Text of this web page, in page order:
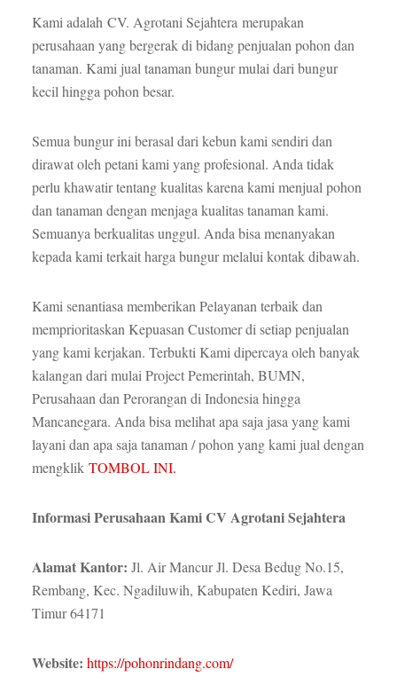
Kami adalah CV. Agrotani Sejahtera merupakan
perusahaan yang bergerak di bidang penjualan pohon dan
tanaman. Kami jual tanaman bungur mulai dari bungur
kecil hingga pohon besar.
Semua bungur ini berasal dari kebun kami sendiri dan
dirawat oleh petani kami yang profesional. Anda tidak
perlu khawatir tentang kualitas karena kami menjual pohon
dan tanaman dengan menjaga kualitas tanaman kami.
Semuanya berkualitas unggul. Anda bisa menanyakan
kepada kami terkait harga bungur melalui kontak dibawah.
Kami senantiasa memberikan Pelayanan terbaik dan
memprioritaskan Kepuasan Customer di setiap penjualan
yang kami kerjakan. Terbukti Kami dipercaya oleh banyak
kalangan dari mulai Project Pemerintah, BUMN,
Perusahaan dan Perorangan di Indonesia hingga
Mancanegara. Anda bisa melihat apa saja jasa yang kami
layani dan apa saja tanaman / pohon yang kami jual dengan
mengklik TOMBOL INI.
Informasi Perusahaan Kami CV Agrotani Sejahtera
Alamat Kantor: Jl. Air Mancur Jl. Desa Bedug No.15,
Rembang, Kec. Ngadiluwih, Kabupaten Kediri, Jawa
Timur 64171
Website: https://pohonrindang.com/